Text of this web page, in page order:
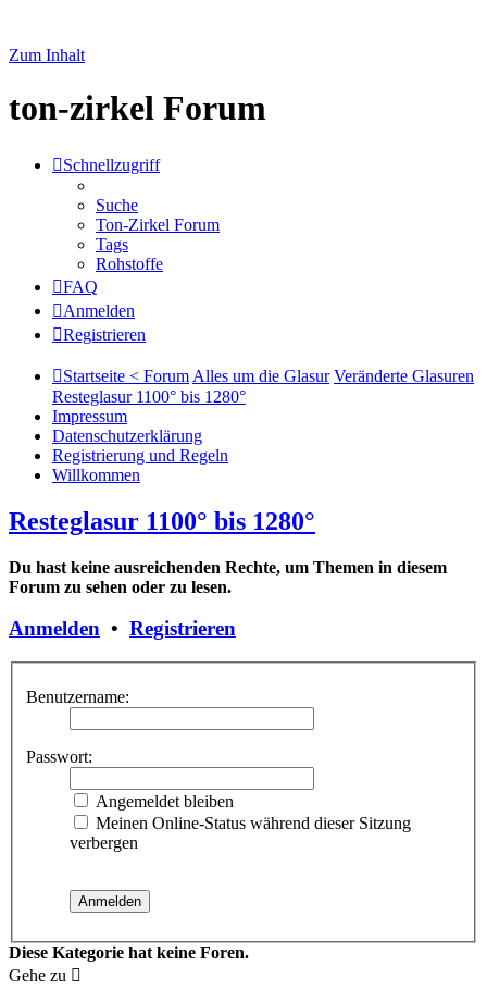
Zum Inhalt
ton-zirkel Forum
Schnellzugriff
Suche
Ton-Zirkel Forum
Tags
Rohstoffe
FAQ
Anmelden
Registrieren
Startseite < Forum Alles um die Glasur Veränderte Glasuren
Resteglasur 1100° bis 1280°
Impressum
Datenschutzerklärung
Registrierung und Regeln
Willkommen
Resteglasur 1100° bis 1280°
Du hast keine ausreichenden Rechte, um Themen in diesem
Forum zu sehen oder zu lesen.
Anmelden • Registrieren
Benutzername:
Passwort:
Angemeldet bleiben
Meinen Online-Status während dieser Sitzung
verbergen
Diese Kategorie hat keine Foren.
Gehe zu